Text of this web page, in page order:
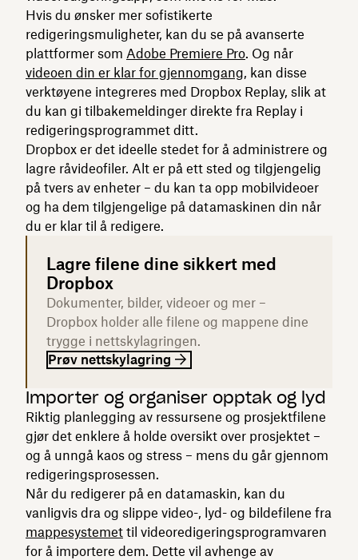
Hvis du ønsker mer sofistikerte
redigeringsmuligheter, kan du se på avanserte
plattformer som Adobe Premiere Pro. Og når
videoen din er klar for gjennomgang, kan disse
verktøyene integreres med Dropbox Replay, slik at
du kan gi tilbakemeldinger direkte fra Replay i
redigeringsprogrammet ditt.
Dropbox er det ideelle stedet for å administrere og
lagre råvideofiler. Alt er på ett sted og tilgjengelig
på tvers av enheter – du kan ta opp mobilvideoer
og ha dem tilgjengelige på datamaskinen din når
du er klar til å redigere.
Lagre filene dine sikkert med
Dropbox
Dokumenter, bilder, videoer og mer –
Dropbox holder alle filene og mappene dine
trygge i nettskylagringen.
Prøv nettskylagring
Importer og organiser opptak og lyd
Riktig planlegging av ressursene og prosjektfilene
gjør det enklere å holde oversikt over prosjektet –
og å unngå kaos og stress – mens du går gjennom
redigeringsprosessen.
Når du redigerer på en datamaskin, kan du
vanligvis dra og slippe video-, lyd- og bildefilene fra
mappesystemet til videoredigeringsprogramvaren
for å importere dem. Dette vil avhenge av